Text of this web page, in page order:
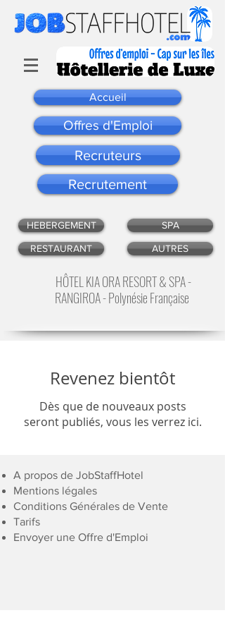
Accueil
Offres d'Emploi
Recruteurs
Recrutement
HEBERGEMENT
RESTAURANT
SPA
AUTRES
HÔTEL KIA ORA RESORT & SPA -
RANGIROA - Polynésie Française
Revenez bientôt
Dès que de nouveaux posts
seront publiés, vous les verrez ici.
A propos de JobStaffHotel
Mentions légales
Conditions Générales de Vente
Tarifs
Envoyer une Offre d'Emploi